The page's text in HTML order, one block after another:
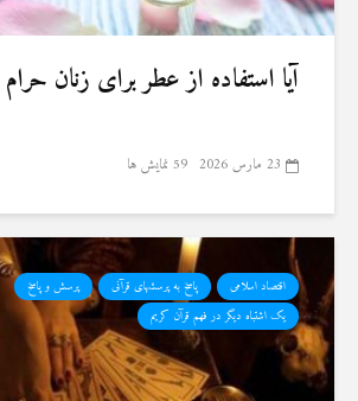
آیا استفاده از عطر برای زنان
23 مارس 2026 59 نمایش ها
اقتصاد اسلامی پاسخ به پرسشهای قرآنی
پرسش و پاسخ
یک اشتباه دیگر در فهم قرآن کریم